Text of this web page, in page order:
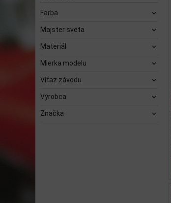
Farba
Majster sveta
Materiál
Mierka modelu
Víťaz závodu
Výrobca
Značka